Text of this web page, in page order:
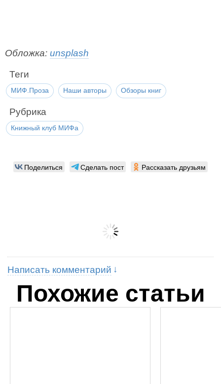
Обложка: unsplash
Теги
МИФ.Проза Наши авторы Обзоры книг
Рубрика
Книжный клуб МИФа
Поделиться Сделать пост Рассказать друзьям
Написать комментарий
Похожие статьи